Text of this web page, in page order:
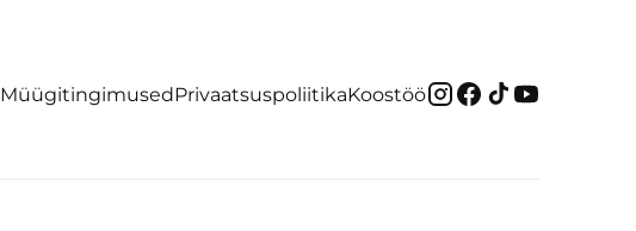
MüügitingimusedPrivaatsuspoliitikaKoostöö